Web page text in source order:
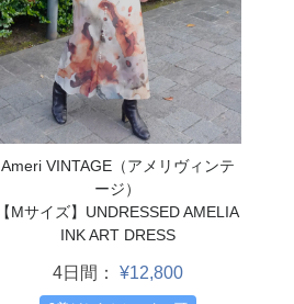
Ameri VINTAGE（アメリヴィンテ
ージ）
【Mサイズ】UNDRESSED AMELIA
INK ART DRESS
4日間： ¥12,800